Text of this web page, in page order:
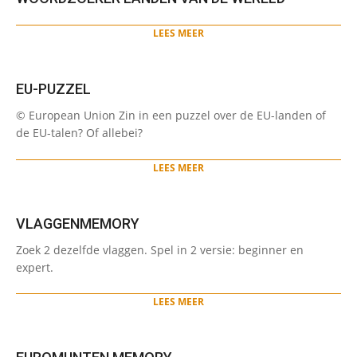
LEES MEER
EU-PUZZEL
05-
31
© European Union Zin in een puzzel over de EU-landen of
de EU-talen? Of allebei?
LEES MEER
VLAGGENMEMORY
05-
31
Zoek 2 dezelfde vlaggen. Spel in 2 versie: beginner en
expert.
LEES MEER